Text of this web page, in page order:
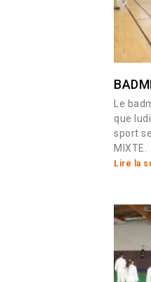
Le
que
sport
MIXTE.
Lire la